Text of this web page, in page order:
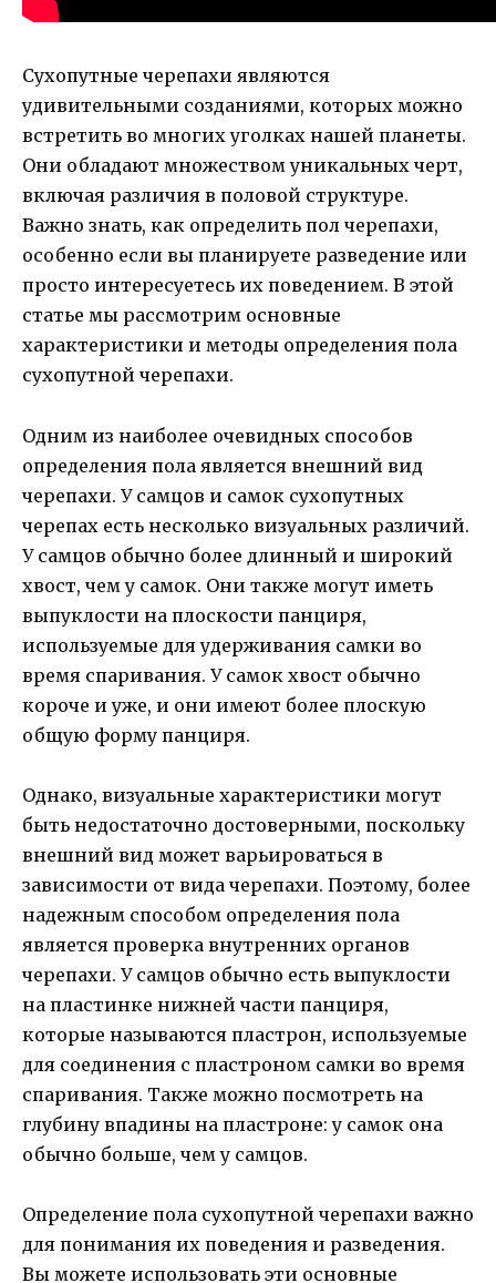
Сухопутные черепахи являются
удивительными созданиями, которых можно
встретить во многих уголках нашей планеты.
Они обладают множеством уникальных черт,
включая различия в половой структуре.
Важно знать, как определить пол черепахи,
особенно если вы планируете разведение или
просто интересуетесь их поведением. В этой
статье мы рассмотрим основные
характеристики и методы определения пола
сухопутной черепахи.
Одним из наиболее очевидных способов
определения пола является внешний вид
черепахи. У самцов и самок сухопутных
черепах есть несколько визуальных различий.
У самцов обычно более длинный и широкий
хвост, чем у самок. Они также могут иметь
выпуклости на плоскости панциря,
используемые для удерживания самки во
время спаривания. У самок хвост обычно
короче и уже, и они имеют более плоскую
общую форму панциря.
Однако, визуальные характеристики могут
быть недостаточно достоверными, поскольку
внешний вид может варьироваться в
зависимости от вида черепахи. Поэтому, более
надежным способом определения пола
является проверка внутренних органов
черепахи. У самцов обычно есть выпуклости
на пластинке нижней части панциря,
которые называются пластрон, используемые
для соединения с пластроном самки во время
спаривания. Также можно посмотреть на
глубину впадины на пластроне: у самок она
обычно больше, чем у самцов.
Определение пола сухопутной черепахи важно
для понимания их поведения и разведения.
Вы можете использовать эти основные